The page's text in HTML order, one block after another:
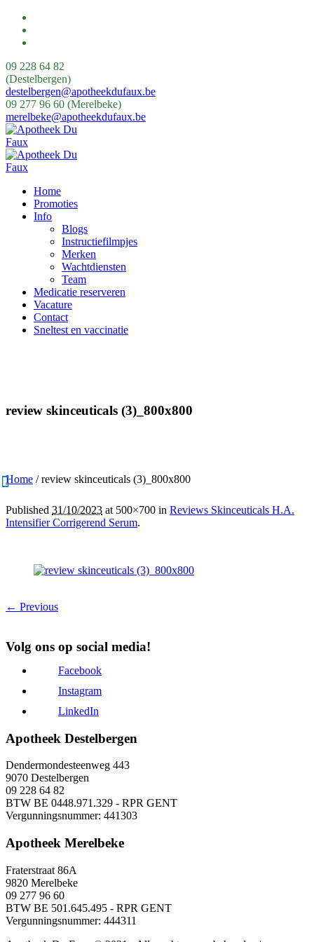
09 228 64 82
(Destelbergen)
destelbergen@apotheekdufaux.be
09 277 96 60 (Merelbeke)
merelbeke@apotheekdufaux.be
Home
Promoties
Info
Blogs
Instructiefilmpjes
Merken
Wachtdiensten
Team
Medicatie reserveren
Vacature
Contact
Sneltest en vaccinatie
review skinceuticals (3)_800x800
Home /review skinceuticals (3)_800x800
Published 31/10/2023 at 500×700 in Reviews Skinceuticals H.A.
Intensifier Corrigerend Serum.
← Previous
Volg ons op social media!
Facebook
Instagram
LinkedIn
Apotheek Destelbergen
Dendermondesteenweg 443
9070 Destelbergen
09 228 64 82
BTW BE 0448.971.329 - RPR GENT
Vergunningsnummer: 441303
Apotheek Merelbeke
Fraterstraat 86A
9820 Merelbeke
09 277 96 60
BTW BE 501.645.495 - RPR GENT
Vergunningsnummer: 444311